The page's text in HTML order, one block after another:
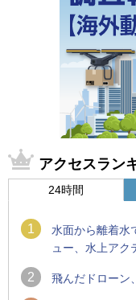
アクセスラン
24時間
1
水面から離着水
ュー、水上アク
2 飛んだドローン